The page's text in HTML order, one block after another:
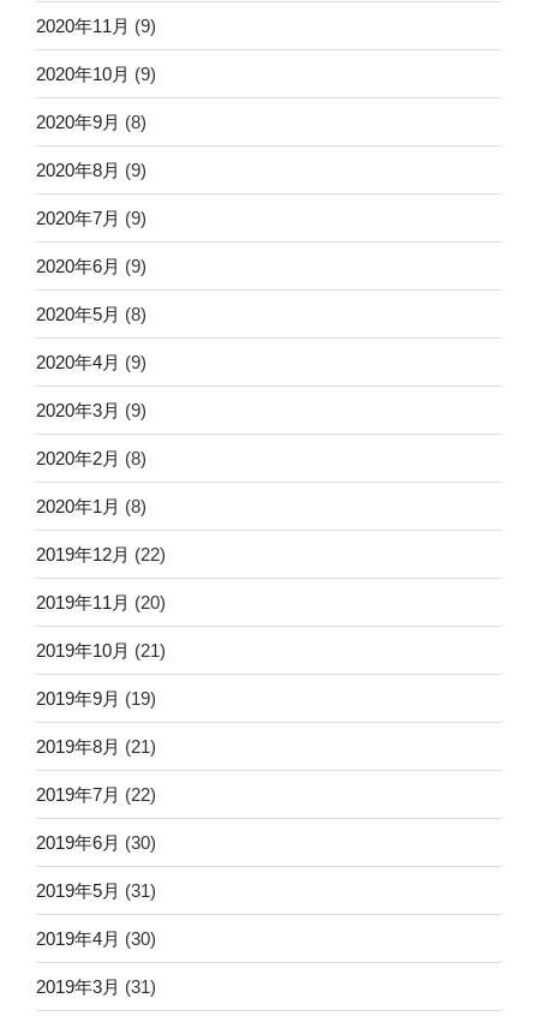
2020年11月 (9)
2020年10月 (9)
2020年9月 (8)
2020年8月 (9)
2020年7月 (9)
2020年6月 (9)
2020年5月 (8)
2020年4月 (9)
2020年3月 (9)
2020年2月 (8)
2020年1月 (8)
2019年12月 (22)
2019年11月 (20)
2019年10月 (21)
2019年9月 (19)
2019年8月 (21)
2019年7月 (22)
2019年6月 (30)
2019年5月 (31)
2019年4月 (30)
2019年3月 (31)